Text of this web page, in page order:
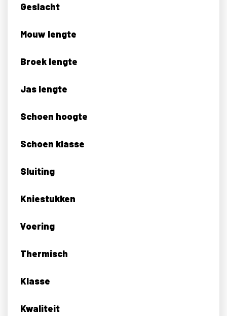
Geslacht
Mouw lengte
Broek lengte
Jas lengte
Schoen hoogte
Schoen klasse
Sluiting
Kniestukken
Voering
Thermisch
Klasse
Kwaliteit